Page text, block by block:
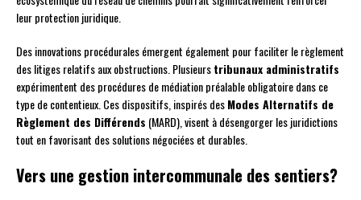
leur protection juridique.
Des innovations procédurales émergent également pour faciliter le règlement
des litiges relatifs aux obstructions. Plusieurstribunaux administratifs
expérimentent des procédures de médiation préalable obligatoire dans ce
type de contentieux. Ces dispositifs, inspirés desModes Alternatifs de
Règlement des Différends (MARD), visent à désengorger les juridictions
tout en favorisant des solutions négociées et durables.
Vers une gestion intercommunale des sentiers?